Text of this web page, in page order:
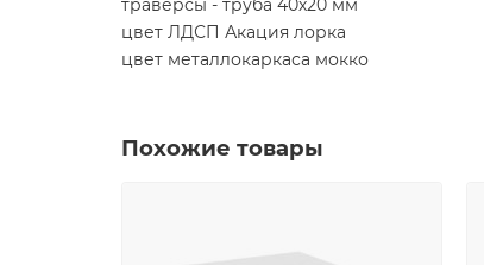
траверсы - труба 40х20 мм
цвет ЛДСП Акация лорка
цвет металлокаркаса мокко
Похожие товары